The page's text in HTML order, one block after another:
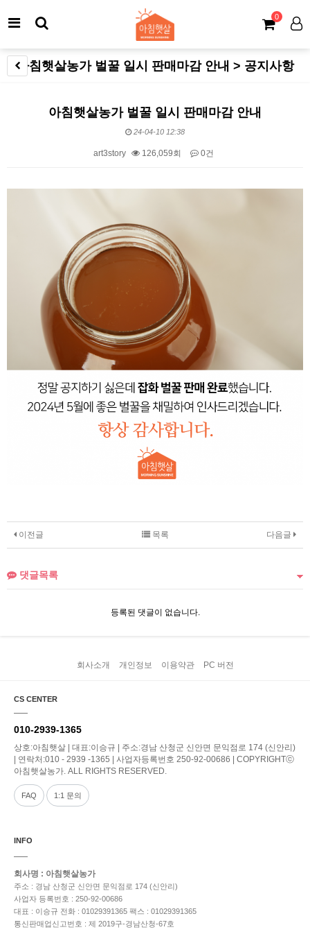
0
아침햇살농가 벌꿀 일시 판매마감 안내 > 공지사항
아침햇살농가 벌꿀 일시 판매마감 안내
24-04-10 12:38
art3story 126,059회 0건
본문
이전글 다음글
목록
댓글목록
등록된 댓글이 없습니다.
회사소개 개인정보 이용약관 PC 버전
CS CENTER
010-2939-1365
상호:아침햇살 | 대표:이승규 | 주소:경남 산청군 신안면 문익점로 174 (신안리)
| 연락처:010 - 2939 -1365 | 사업자등록번호 250-92-00686 | COPYRIGHTⓒ
아침햇살농가. ALL RIGHTS RESERVED.
FAQ 1:1 문의
INFO
회사명 : 아침햇살농가
주소 : 경남 산청군 신안면 문익점로 174 (신안리)
사업자 등록번호 : 250-92-00686
대표 : 이승규 전화 : 01029391365 팩스 : 01029391365
통신판매업신고번호 : 제 2019구-경남산청-67호